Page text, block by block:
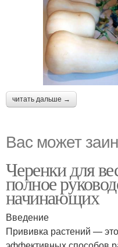
читать дальше →
Вас может
Черенки для
полное
начинающих
Введение
Прививка растений —